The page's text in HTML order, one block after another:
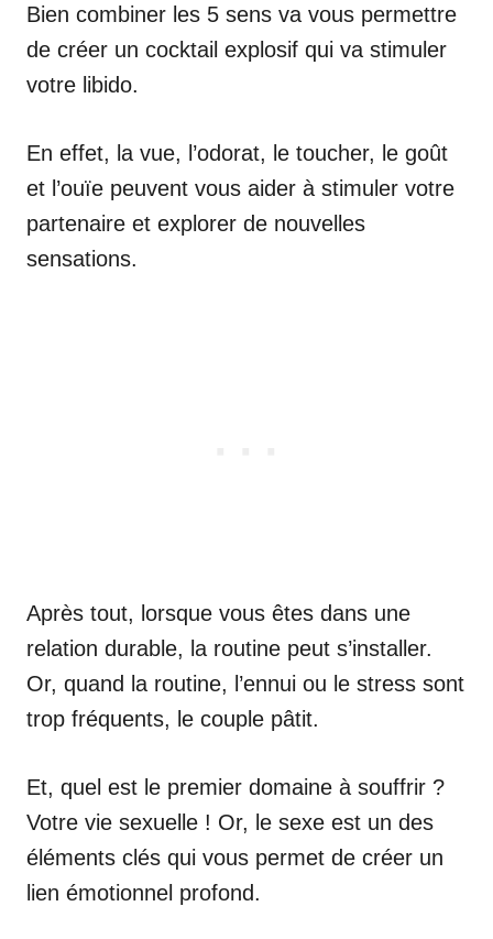
Bien combiner les 5 sens va vous permettre
de créer un cocktail explosif qui va stimuler
votre libido.
En effet, la vue, l’odorat, le toucher, le goût
et l’ouïe peuvent vous aider à stimuler votre
partenaire et explorer de nouvelles
sensations.
Après tout, lorsque vous êtes dans une
relation durable, la routine peut s’installer.
Or, quand la routine, l’ennui ou le stress sont
trop fréquents, le couple pâtit.
Et, quel est le premier domaine à souffrir ?
Votre vie sexuelle ! Or, le sexe est un des
éléments clés qui vous permet de créer un
lien émotionnel profond.